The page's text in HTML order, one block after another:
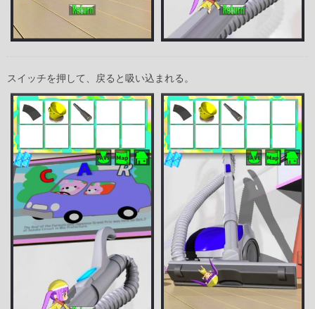
スイッチを押して、戻ると吸い込まれる。